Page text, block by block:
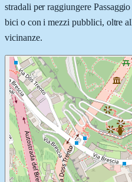
stradali per raggiungere
bici o con i mezzi pubblici, oltre
vicinanze.